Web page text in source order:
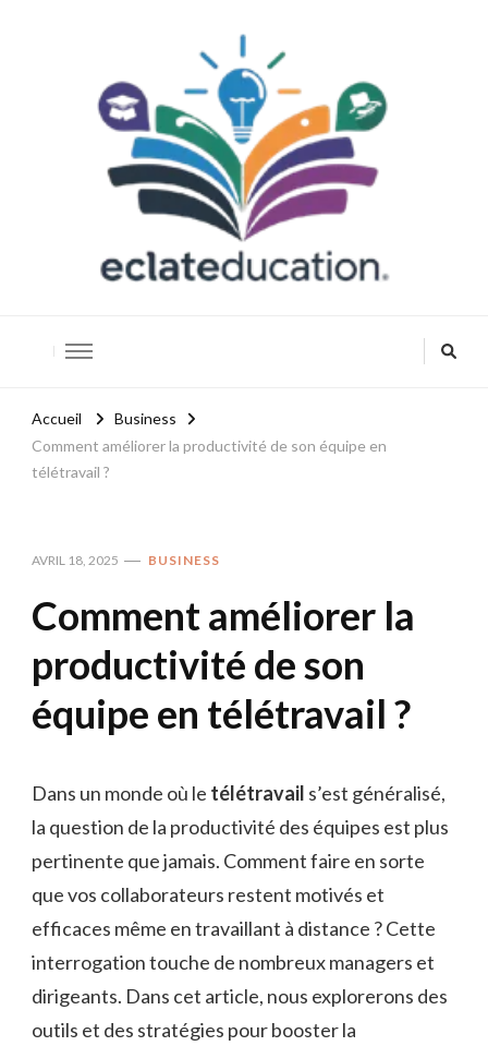
Accueil
Business
Comment améliorer la productivité de son équipe en
télétravail ?
AVRIL 18, 2025 BUSINESS
Comment améliorer la
productivité de son
équipe en télétravail ?
Dans un monde où le télétravail s’est généralisé,
la question de la productivité des équipes est plus
pertinente que jamais. Comment faire en sorte
que vos collaborateurs restent motivés et
efficaces même en travaillant à distance ? Cette
interrogation touche de nombreux managers et
dirigeants. Dans cet article, nous explorerons des
outils et des stratégies pour booster la